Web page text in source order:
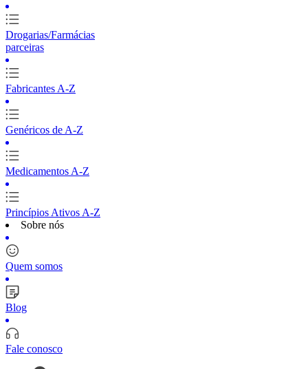
Drogarias/Farmácias
parceiras
Fabricantes A-Z
Genéricos de A-Z
Medicamentos A-Z
Princípios Ativos A-Z
Sobre nós
Quem somos
Blog
Fale conosco